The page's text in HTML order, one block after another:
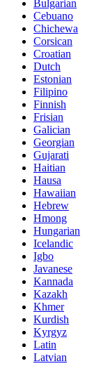
Bulgarian
Cebuano
Chichewa
Corsican
Croatian
Dutch
Estonian
Filipino
Finnish
Frisian
Galician
Georgian
Gujarati
Haitian
Hausa
Hawaiian
Hebrew
Hmong
Hungarian
Icelandic
Igbo
Javanese
Kannada
Kazakh
Khmer
Kurdish
Kyrgyz
Latin
Latvian